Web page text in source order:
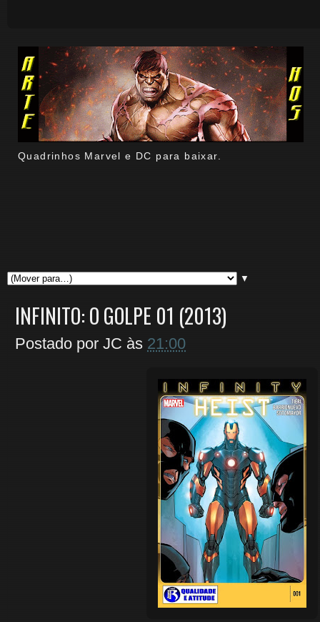
Quadrinhos Marvel e DC para baixar.
▼
INFINITO: O GOLPE 01 (2013)
Postado por JC às 21:00